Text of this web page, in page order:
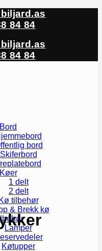
84 84
84 84
Bord
bord
Skiferbord
Køer
1 delt
2 delt
Kø tilbehør
& Brekk kø
Lamper
Køtupper